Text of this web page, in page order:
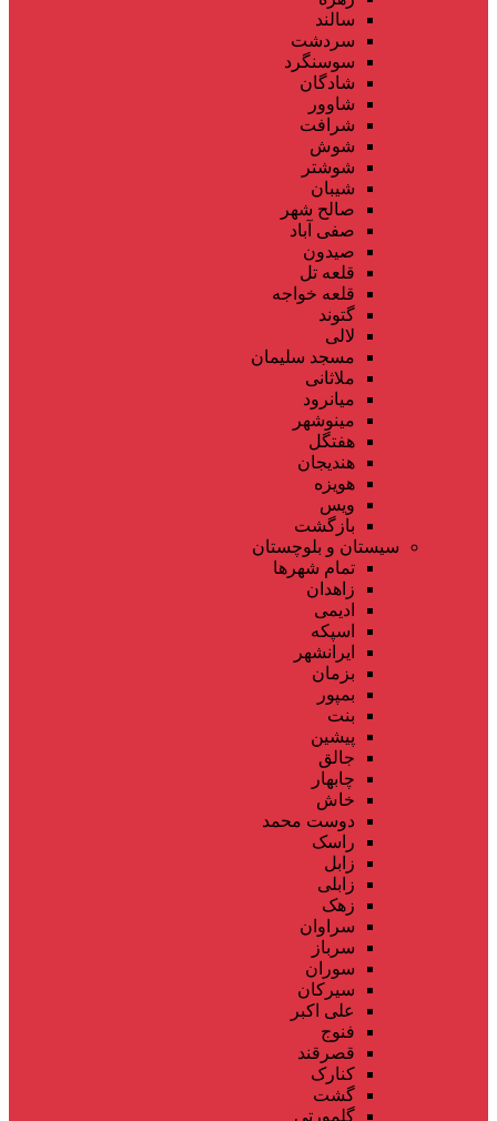
سالند
سردشت
سوسنگرد
شادگان
شاوور
شرافت
شوش
شوشتر
شیبان
صالح شهر
صفی آباد
صیدون
قلعه تل
قلعه خواجه
گتوند
لالی
مسجد سلیمان
ملاثانی
میانرود
مینوشهر
هفتگل
هندیجان
هویزه
ویس
بازگشت
سیستان و بلوچستان
تمام شهر‌ها
زاهدان
ادیمی
اسپکه
ایرانشهر
بزمان
بمپور
بنت
پیشین
جالق
چابهار
خاش
دوست محمد
راسک
زابل
زابلی
زهک
سراوان
سرباز
سوران
سیرکان
علی اکبر
فنوج
قصرقند
کنارک
گشت
گلمورتی